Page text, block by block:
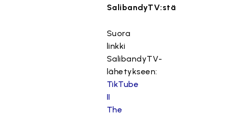
SalibandyTV:stä
Suora
linkki
SalibandyTV-
lähetykseen:
TikTube
II
The